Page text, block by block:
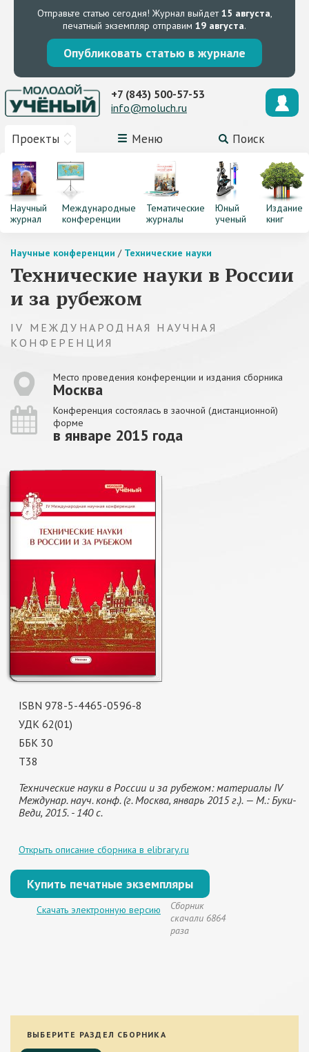
Отправьте статью сегодня! Журнал выйдет15 августа,
печатный экземпляр отправим 19 августа.
Опубликовать статью в журнале
Проекты Меню Поиск
+7 (843) 500-57-53
info@moluch.ru
Научный
журнал
Международные
конференции
Тематические
журналы
Юный
ученый
Издание
книг
Научные конференции / Технические науки
Технические науки в России
и за рубежом
IV МЕЖДУНАРОДНАЯ НАУЧНАЯ
КОНФЕРЕНЦИЯ
Место проведения конференции и издания сборника
Москва
Конференция состоялась в заочной (дистанционной)
форме
в январе 2015 года
ISBN 978-5-4465-0596-8
УДК 62(01)
ББК 30
Т38
Технические науки в России и за рубежом: материалы IV
Междунар. науч. конф. (г. Москва, январь 2015 г.). — М.: Буки-
Веди, 2015. - 140 с.
Открыть описание сборника в elibrary.ru
Купить печатные экземпляры
Скачать электронную версию
Сборник
скачали 6864
раза
ВЫБЕРИТЕ РАЗДЕЛ СБОРНИКА